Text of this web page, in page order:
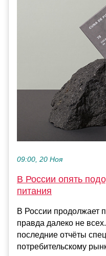
09:00, 20 Ноя
В России опять
питания
В России продолжает
правда далеко не
последние отчёты
потребительскому